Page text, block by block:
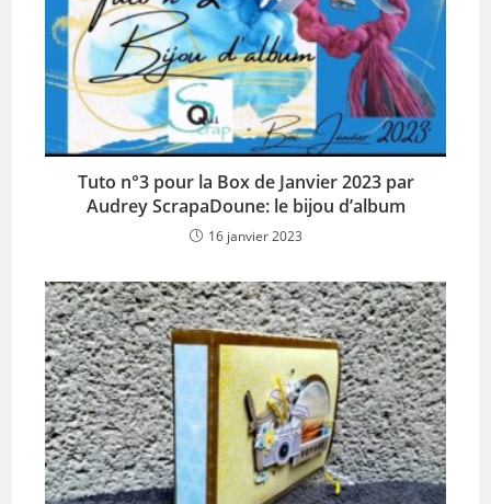
Tuto n°3 pour la Box de Janvier 2023 par
Audrey ScrapaDoune: le bijou d’album
16 janvier 2023